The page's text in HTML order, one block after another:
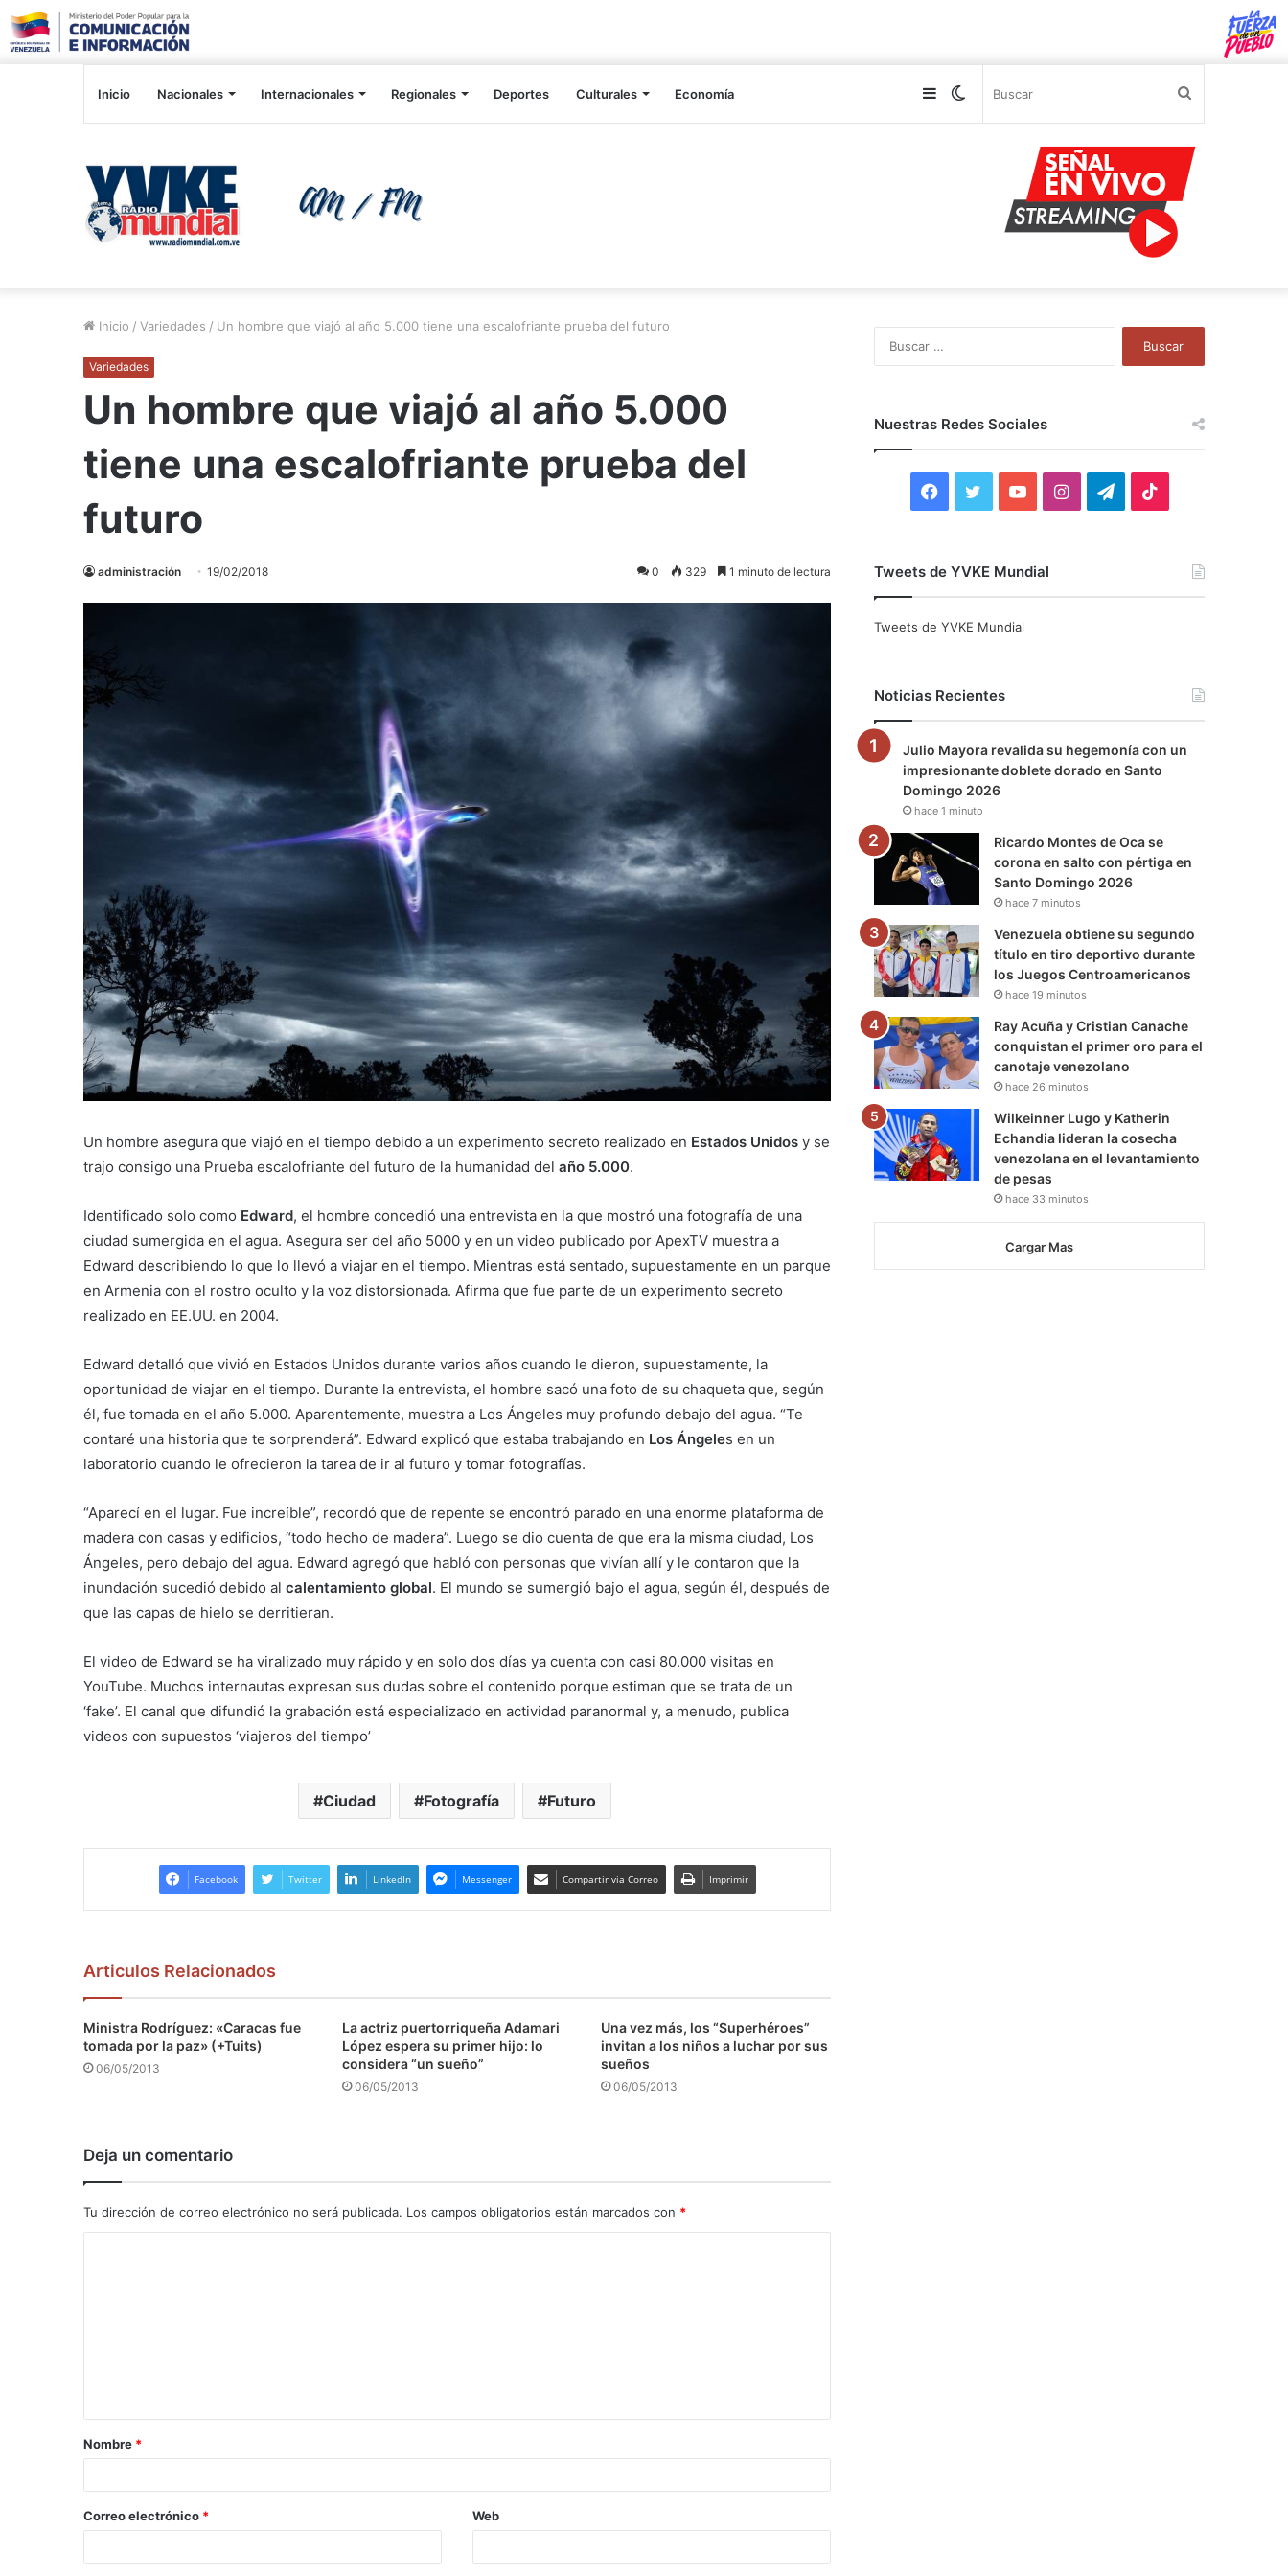
Inicio Nacionales Internacionales Regionales Deportes Culturales Economía Switch
Sidebar
Inicio / Variedades / Un hombre que viajó al año 5.000 tiene una escalofriante prueba del futuro
Variedades
Un hombre que viajó al año 5.000
tiene una escalofriante prueba del
futuro
administración 19/02/2018 0 329 1 minuto de lectura
Un hombre asegura que viajó en el tiempo debido a un experimento secreto realizado en Estados Unidos y se
trajo consigo una Prueba escalofriante del futuro de la humanidad del año 5.000.
Identificado solo como Edward, el hombre concedió una entrevista en la que mostró una fotografía de una
ciudad sumergida en el agua. Asegura ser del año 5000 y en un video publicado por ApexTV muestra a
Edward describiendo lo que lo llevó a viajar en el tiempo. Mientras está sentado, supuestamente en un parque
en Armenia con el rostro oculto y la voz distorsionada. Afirma que fue parte de un experimento secreto
realizado en EE.UU. en 2004.
Edward detalló que vivió en Estados Unidos durante varios años cuando le dieron, supuestamente, la
oportunidad de viajar en el tiempo. Durante la entrevista, el hombre sacó una foto de su chaqueta que, según
él, fue tomada en el año 5.000. Aparentemente, muestra a Los Ángeles muy profundo debajo del agua. “Te
contaré una historia que te sorprenderá”. Edward explicó que estaba trabajando en Los Ángeles en un
laboratorio cuando le ofrecieron la tarea de ir al futuro y tomar fotografías.
“Aparecí en el lugar. Fue increíble”, recordó que de repente se encontró parado en una enorme plataforma de
madera con casas y edificios, “todo hecho de madera”. Luego se dio cuenta de que era la misma ciudad, Los
Ángeles, pero debajo del agua. Edward agregó que habló con personas que vivían allí y le contaron que la
inundación sucedió debido al calentamiento global. El mundo se sumergió bajo el agua, según él, después de
que las capas de hielo se derritieran.
El video de Edward se ha viralizado muy rápido y en solo dos días ya cuenta con casi 80.000 visitas en
YouTube. Muchos internautas expresan sus dudas sobre el contenido porque estiman que se trata de un
‘fake’. El canal que difundió la grabación está especializado en actividad paranormal y, a menudo, publica
videos con supuestos ‘viajeros del tiempo’
Ciudad Fotografía Futuro
Facebook Twitter LinkedIn Messenger Compartir via Correo Imprimir
Articulos Relacionados
Ministra Rodríguez: «Caracas fue
tomada por la paz» (+Tuits)
06/05/2013
La actriz puertorriqueña Adamari
López espera su primer hijo: lo
considera “un sueño”
06/05/2013
Una vez más, los “Superhéroes”
invitan a los niños a luchar por sus
sueños
06/05/2013
Deja un comentario
Tu dirección de correo electrónico no será publicada. Los campos obligatorios están marcados con *
a
r
*
Nombre *
Correo electrónico * Web
Nuestras Redes Sociales
F
c
o
k
i
r
Y
u
e
I
r
a
T
a
m
Tweets de YVKE Mundial
Tweets de YVKE Mundial
Noticias Recientes
Julio Mayora revalida su hegemonía con un
impresionante doblete dorado en Santo
Domingo 2026
hace 1 minuto
Ricardo Montes de Oca se
corona en salto con pértiga en
Santo Domingo 2026
hace 7 minutos
Venezuela obtiene su segundo
título en tiro deportivo durante
los Juegos Centroamericanos
hace 19 minutos
Ray Acuña y Cristian Canache
conquistan el primer oro para el
canotaje venezolano
hace 26 minutos
Wilkeinner Lugo y Katherin
Echandia lideran la cosecha
venezolana en el levantamiento
de pesas
hace 33 minutos
Cargar Mas